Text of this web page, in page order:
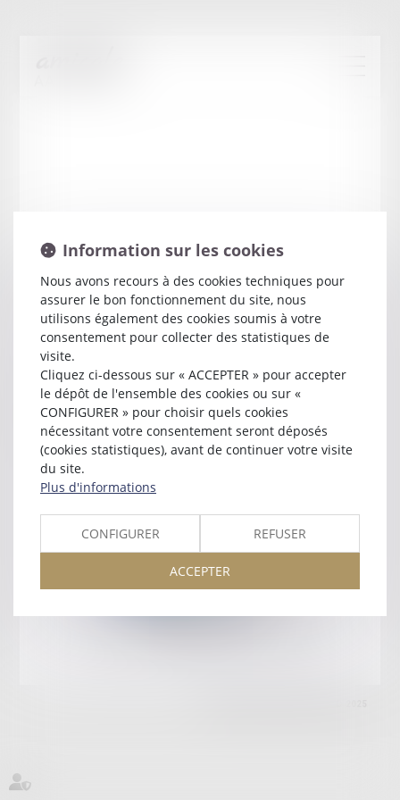
Jacques MALAVIALLE
ESPACE MADITERRANEE BAT C
RESIDENCE MEDITERRANEE GRAND ARC
66000 PERPIGNAN
Tél :04 68 34 60 89
Honoraires Plan du site
amicale AA -COvea
Information sur les cookies
Nous avons recours à des cookies techniques pour
assurer le bon fonctionnement du site, nous
utilisons également des cookies soumis à votre
consentement pour collecter des statistiques de
visite.
Cliquez ci-dessous sur « ACCEPTER » pour accepter
le dépôt de l'ensemble des cookies ou sur «
CONFIGURER » pour choisir quels cookies
nécessitant votre consentement seront déposés
(cookies statistiques), avant de continuer votre visite
du site.
Plus d'informations
CONFIGURER REFUSER
ACCEPTER